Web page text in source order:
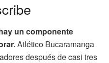
un componente
Atlético Bucaramanga
después de casi tres